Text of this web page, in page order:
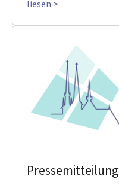
liesen >
Pressemitteilung